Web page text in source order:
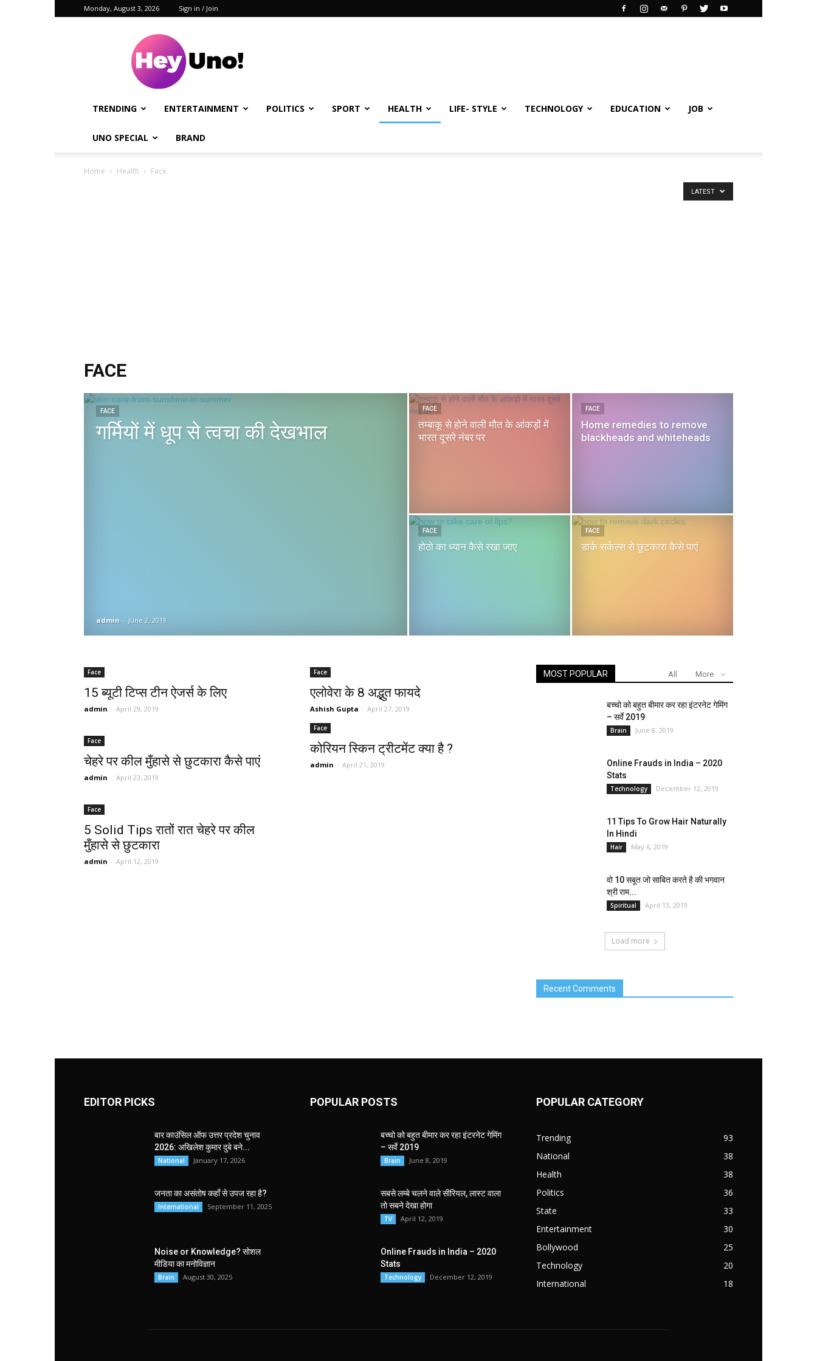
Monday, August 3, 2026 Sign in / Join
Uno!
TRENDING ENTERTAINMENT POLITICS SPORT HEALTH LIFE- STYLE TECHNOLOGY EDUCATION JOB
UNO SPECIAL BRAND
Home Health Face
FACE
LATEST
FACE
गर्मियों में धूप से त्वचा की देखभाल
admin - June 2, 2019
FACE
तम्बाकू से होने वाली मौत के आंकड़ों में
भारत दूसरे नंबर पर
FACE
Home remedies to remove
blackheads and whiteheads
FACE
होठो का ध्यान कैसे रखा जाए
FACE
डार्क सर्कल्स से छुटकारा कैसे पाएं
Face
15 ब्यूटी टिप्स टीन ऐजर्स के लिए
admin - April 29, 2019
Face
एलोवेरा के 8 अद्भुत फायदे
Ashish Gupta - April 27, 2019
Face
चेहरे पर कील मुँहासे से छुटकारा कैसे पाएं
admin - April 23, 2019
Face
कोरियन स्किन ट्रीटमेंट क्या है ?
admin - April 21, 2019
Face
5 Solid Tips रातों रात चेहरे पर कील
मुँहासे से छुटकारा
admin - April 12, 2019
MOST POPULAR All More
बच्चो को बहुत बीमार कर रहा इंटरनेट गेमिंग
– सर्वे 2019
Brain June 8, 2019
Online Frauds in India – 2020
Stats
Technology December 12, 2019
11 Tips To Grow Hair Naturally
In Hindi
Hair May 6, 2019
वो 10 सबूत जो साबित करते है की भगवान
श्री राम...
Spiritual April 13, 2019
Load more
Recent Comments
EDITOR PICKS
बार काउंसिल ऑफ उत्तर प्रदेश चुनाव
2026: अखिलेश कुमार दुबे बने...
National January 17, 2026
जनता का असंतोष कहाँ से उपज रहा है?
International September 11, 2025
Noise or Knowledge? सोशल
मीडिया का मनोविज्ञान
Brain August 30, 2025
POPULAR POSTS
बच्चो को बहुत बीमार कर रहा इंटरनेट गेमिंग
– सर्वे 2019
Brain June 8, 2019
सबसे लम्बे चलने वाले सीरियल, लास्ट वाला
तो सबने देखा होगा
TV April 12, 2019
Online Frauds in India – 2020
Stats
Technology December 12, 2019
POPULAR CATEGORY
Trending
93
National
38
Health
38
Politics
36
State
33
Entertainment
30
Bollywood
25
Technology
20
International
18